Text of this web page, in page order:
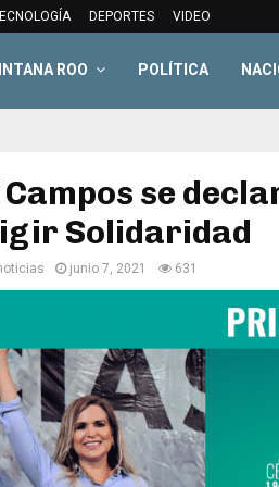
DEPORTES VIDEO
ROO POLÍTICA
Campos se
Solidaridad
junio 7, 2021 631